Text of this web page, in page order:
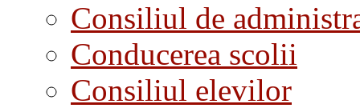
Consiliul de
Conducerea scolii
Consiliul elevilor